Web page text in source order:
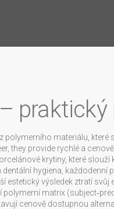
praktický
polymerního materiálu, které
, they provide rychlé a
krytiny, které slouží
dentální hygiena každodenní
estetický výsledek ztratí svůj
matrix
cenově dostupnou